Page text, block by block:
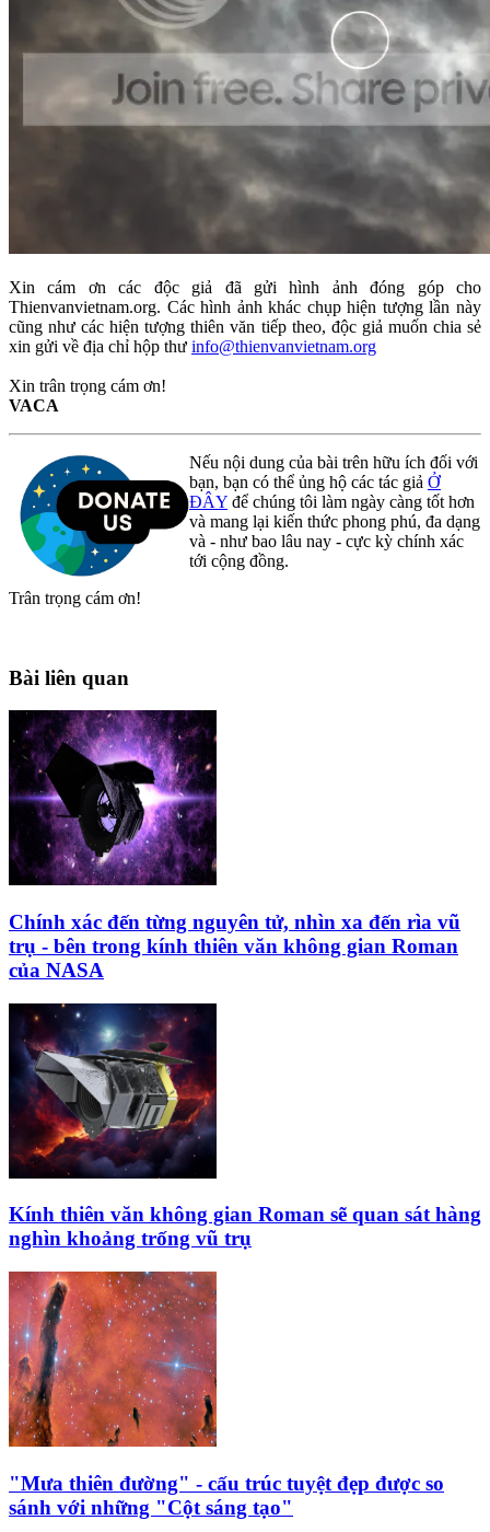
Xin cám ơn các độc giả đã gửi hình ảnh đóng góp cho
Thienvanvietnam.org. Các hình ảnh khác chụp hiện tượng lần này
cũng như các hiện tượng thiên văn tiếp theo, độc giả muốn chia sẻ
xin gửi về địa chỉ hộp thư info@thienvanvietnam.org
Xin trân trọng cám ơn!
VACA
Nếu nội dung của bài trên hữu ích đối với
bạn, bạn có thể ủng hộ các tác giả Ở
ĐÂY để chúng tôi làm ngày càng tốt hơn
và mang lại kiến thức phong phú, đa dạng
và - như bao lâu nay - cực kỳ chính xác
tới cộng đồng.
Trân trọng cám ơn!
Bài liên quan
Chính xác đến từng nguyên tử, nhìn xa đến rìa vũ
trụ - bên trong kính thiên văn không gian Roman
của NASA
Kính thiên văn không gian Roman sẽ quan sát hàng
nghìn khoảng trống vũ trụ
"Mưa thiên đường" - cấu trúc tuyệt đẹp được so
sánh với những "Cột sáng tạo"